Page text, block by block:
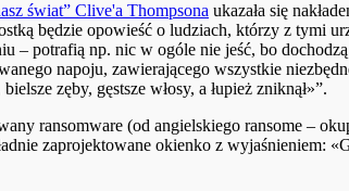
świat” Clive'a Thompsona ukazała się
będzie opowieść o ludziach, którzy z tymi
potrafią np. nic w ogóle nie jeść, bo
napoju, zawierającego wszystkie
zęby, gęstsze włosy, a łupież zniknął»”.
ransomware (od angielskiego ransome –
zaprojektowane okienko z wyjaśnieniem: